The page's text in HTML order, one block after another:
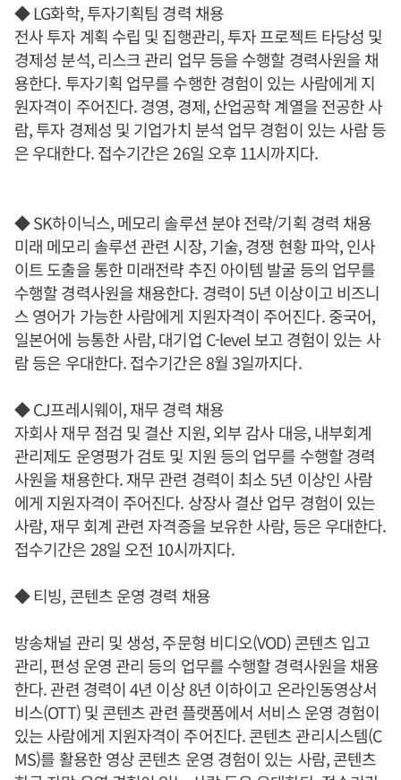
◆ LG화학, 투자기획팀 경력 채용
전사 투자 계획 수립 및 집행관리, 투자 프로젝트 타당성 및
경제성 분석, 리스크 관리 업무 등을 수행할 경력사원을 채
용한다. 투자기획 업무를 수행한 경험이 있는 사람에게 지
원자격이 주어진다. 경영, 경제, 산업공학 계열을 전공한 사
람, 투자 경제성 및 기업가치 분석 업무 경험이 있는 사람 등
은 우대한다. 접수기간은 26일 오후 11시까지다.
◆ SK하이닉스, 메모리 솔루션 분야 전략/기획 경력 채용
미래 메모리 솔루션 관련 시장, 기술, 경쟁 현황 파악, 인사
이트 도출을 통한 미래전략 추진 아이템 발굴 등의 업무를
수행할 경력사원을 채용한다. 경력이 5년 이상이고 비즈니
스 영어가 가능한 사람에게 지원자격이 주어진다. 중국어,
일본어에 능통한 사람, 대기업 C-level 보고 경험이 있는 사
람 등은 우대한다. 접수기간은 8월 3일까지다.
◆ CJ프레시웨이, 재무 경력 채용
자회사 재무 점검 및 결산 지원, 외부 감사 대응, 내부회계
관리제도 운영평가 검토 및 지원 등의 업무를 수행할 경력
사원을 채용한다. 재무 관련 경력이 최소 5년 이상인 사람
에게 지원자격이 주어진다. 상장사 결산 업무 경험이 있는
사람, 재무 회계 관련 자격증을 보유한 사람, 등은 우대한다.
접수기간은 28일 오전 10시까지다.
◆ 티빙, 콘텐츠 운영 경력 채용
방송채널 관리 및 생성, 주문형 비디오(VOD) 콘텐츠 입고
관리, 편성 운영 관리 등의 업무를 수행할 경력사원을 채용
한다. 관련 경력이 4년 이상 8년 이하이고 온라인동영상서
비스(OTT) 및 콘텐츠 관련 플랫폼에서 서비스 운영 경험이
있는 사람에게 지원자격이 주어진다. 콘텐츠 관리시스템(C
MS)를 활용한 영상 콘텐츠 운영 경험이 있는 사람, 콘텐츠